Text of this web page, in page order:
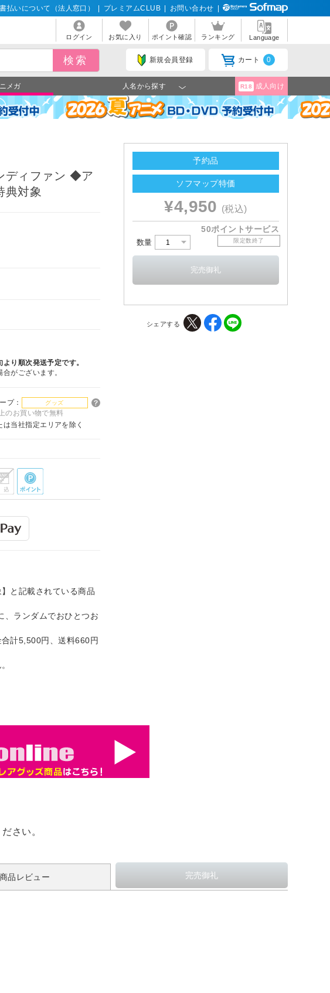
払いについて（法人窓口） プレミアムCLUB お問い合わせ
ログイン お気に入り ポイント確認 ランキング Language
新規会員登録 カート 0
メガ 人名から探す R18 成人向け
ディファン ◆ア
典対象
り順次発送予定です。
がございます。
プ： グッズ
のお買い物で無料
当社指定エリアを除く
と記載されている商品
ランダムでおひとつお
計5,500円、送料660円
予約品
ソフマップ特価
¥4,950 (税込)
50ポイントサービス
数量 限定数終了
シェアする
さい。
商品レビュー